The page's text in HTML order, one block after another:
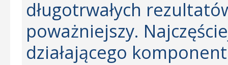
długotrwałych
poważniejszy.
działającego